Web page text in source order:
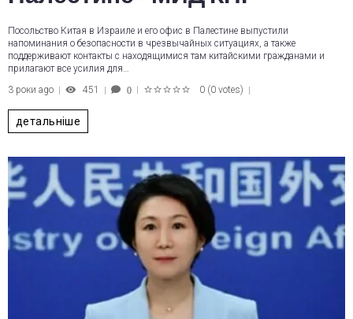
Посольство Китая в Израиле и его офис в Палестине выпустили
напоминания о безопасности в чрезвычайных ситуациях, а также
поддерживают контакты с находящимися там китайскими гражданами и
прилагают все усилия для…
3 роки ago
451 0 0 (0 votes)
детальніше